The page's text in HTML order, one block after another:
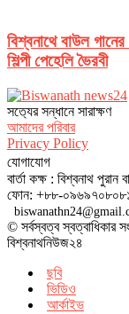
বিশ্বনাথে বাউল
শিল্পী পেহেলি ভৈরবী
সত‌্যের সন্ধানে সারাক্ষণ
আমাদের পরিবার
Privacy Policy
যোগাযোগ
বার্তা কক্ষ : বিশ্বনাথ পুরান
ফোন: +৮৮-
© সর্বস্বত্ব স্বত্বাধিকার
বিশ্বনাথনিউজ২৪
ছবি
ভিডিও
আর্কাইভ